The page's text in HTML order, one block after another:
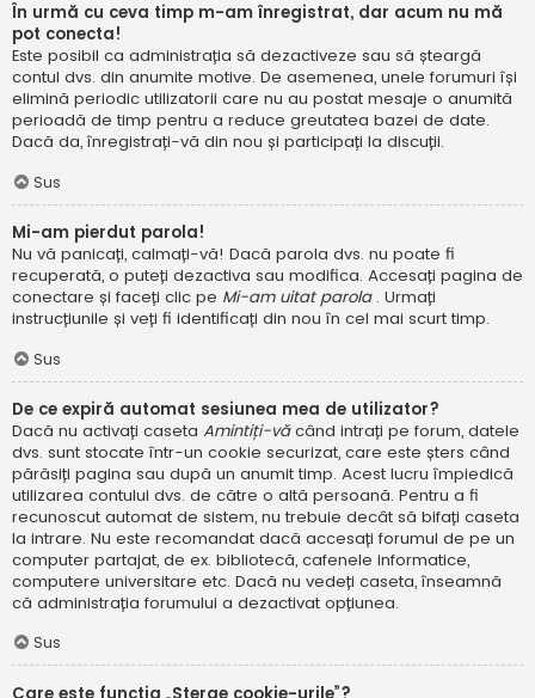
În urmă cu ceva timp m-am înregistrat, dar acum nu mă
pot conecta!
Este posibil ca administrația să dezactiveze sau să șteargă
contul dvs. din anumite motive. De asemenea, unele forumuri își
elimină periodic utilizatorii care nu au postat mesaje o anumită
perioadă de timp pentru a reduce greutatea bazei de date.
Dacă da, înregistrați-vă din nou și participați la discuții.
Sus
Mi-am pierdut parola!
Nu vă panicați, calmați-vă! Dacă parola dvs. nu poate fi
recuperată, o puteți dezactiva sau modifica. Accesați pagina de
conectare și faceți clic pe Mi-am uitat parola . Urmați
instrucțiunile și veți fi identificați din nou în cel mai scurt timp.
Sus
De ce expiră automat sesiunea mea de utilizator?
Dacă nu activați caseta Amintiți-văcând intrați pe forum, datele
dvs. sunt stocate într-un cookie securizat, care este șters când
părăsiți pagina sau după un anumit timp. Acest lucru împiedică
utilizarea contului dvs. de către o altă persoană. Pentru a fi
recunoscut automat de sistem, nu trebuie decât să bifați caseta
la intrare. Nu este recomandat dacă accesați forumul de pe un
computer partajat, de ex. bibliotecă, cafenele informatice,
computere universitare etc. Dacă nu vedeți caseta, înseamnă
că administrația forumului a dezactivat opțiunea.
Sus
Care este funcția „Șterge cookie-urile”?